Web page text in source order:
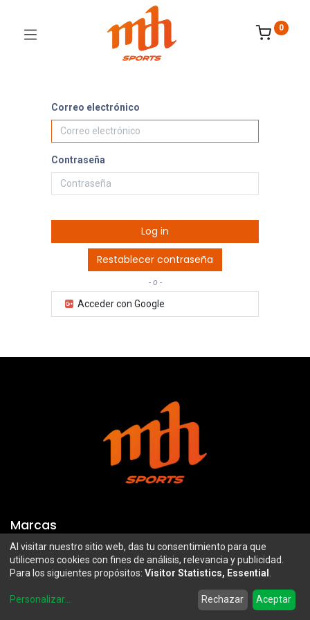
Wishlist Account
0
Correo electrónico
Contraseña
Log in
Restablecer contraseña
- o -
Acceder con Google
Marcas
Troy Lee Designs
100%
Airoh
Mazawi
SIDI
Al visitar nuestro sitio web, das tu consentimiento para que
utilicemos cookies con fines de análisis, relevancia y publicidad.
Para los siguientes propósitos: Visitor Statistics, Essential
Personalizar... Rechazar Aceptar